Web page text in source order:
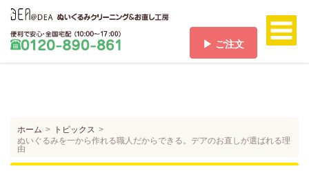
▶ ご注文
ご注文
ホーム
トピックス
ぬいぐるみを一から作れる職人だからできる。デアのお直しが選ばれる理
由